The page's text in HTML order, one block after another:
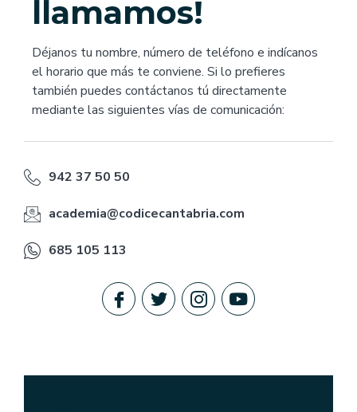
llamamos!
Déjanos tu nombre, número de teléfono e indícanos
el horario que más te conviene. Si lo prefieres
también puedes contáctanos tú directamente
mediante las siguientes vías de comunicación:
942 37 50 50
academia@codicecantabria.com
685 105 113